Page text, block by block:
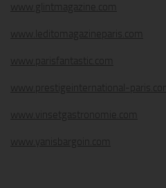
www.glintmagazine.com
www.leditomagazineparis.com
www.parisfantastic.com
www.prestigeinternational-paris.com
www.vinsetgastronomie.com
www.yanisbargoin.com